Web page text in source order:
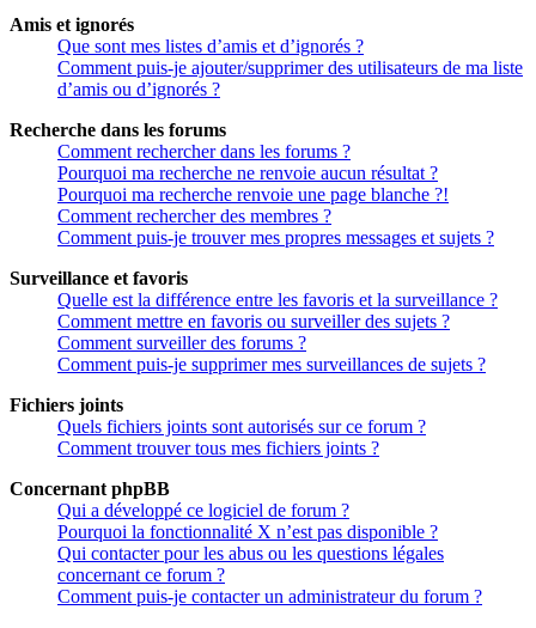
Amis et ignorés
Que sont mes listes d’amis et d’ignorés ?
Comment puis-je ajouter/supprimer des utilisateurs de ma liste
d’amis ou d’ignorés ?
Recherche dans les forums
Comment rechercher dans les forums ?
Pourquoi ma recherche ne renvoie aucun résultat ?
Pourquoi ma recherche renvoie une page blanche ?!
Comment rechercher des membres ?
Comment puis-je trouver mes propres messages et sujets ?
Surveillance et favoris
Quelle est la différence entre les favoris et la surveillance ?
Comment mettre en favoris ou surveiller des sujets ?
Comment surveiller des forums ?
Comment puis-je supprimer mes surveillances de sujets ?
Fichiers joints
Quels fichiers joints sont autorisés sur ce forum ?
Comment trouver tous mes fichiers joints ?
Concernant phpBB
Qui a développé ce logiciel de forum ?
Pourquoi la fonctionnalité X n’est pas disponible ?
Qui contacter pour les abus ou les questions légales
concernant ce forum ?
Comment puis-je contacter un administrateur du forum ?